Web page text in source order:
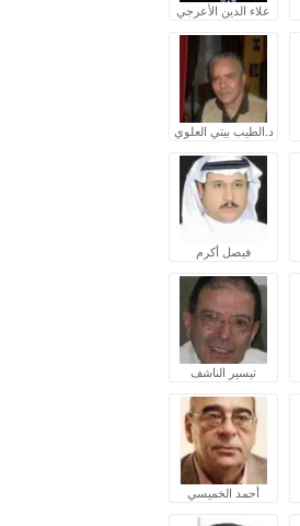
علاء الدين الأعرجي
د.الطيب بيتي العلوي
فيصل أكرم
تيسير الناشف
أحمد الخميسي